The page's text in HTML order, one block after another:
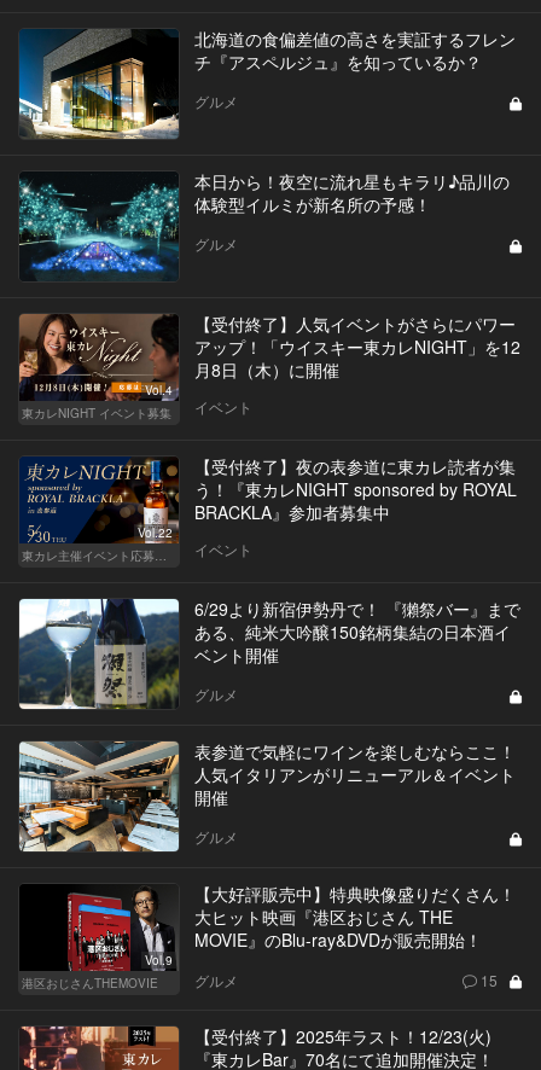
北海道の食偏差値の高さを実証するフレン
チ『アスペルジュ』を知っているか？
グルメ
本日から！夜空に流れ星もキラリ♪品川の
体験型イルミが新名所の予感！
グルメ
Vol.4
東カレNIGHT イベント募集
【受付終了】人気イベントがさらにパワー
アップ！「ウイスキー東カレNIGHT」を12
月8日（木）に開催
イベント
Vol.22
東カレ主催イベント応募詳細記事一覧
【受付終了】夜の表参道に東カレ読者が集
う！『東カレNIGHT sponsored by ROYAL
BRACKLA』参加者募集中
イベント
6/29より新宿伊勢丹で！ 『獺祭バー』まで
ある、純米大吟醸150銘柄集結の日本酒イ
ベント開催
グルメ
表参道で気軽にワインを楽しむならここ！
人気イタリアンがリニューアル＆イベント
開催
グルメ
Vol.9
港区おじさんTHEMOVIE
【大好評販売中】特典映像盛りだくさん！
大ヒット映画『港区おじさん THE
MOVIE』のBlu-ray&DVDが販売開始！
グルメ 15
【受付終了】2025年ラスト！12/23(火)
『東カレBar』70名にて追加開催決定！